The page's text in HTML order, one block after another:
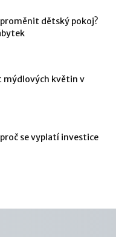
proměnit dětský pokoj?
mýdlových květin v
se vyplatí investice